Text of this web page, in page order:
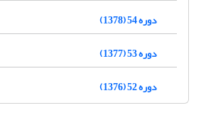
دوره 54 (1378)
دوره 53 (1377)
دوره 52 (1376)